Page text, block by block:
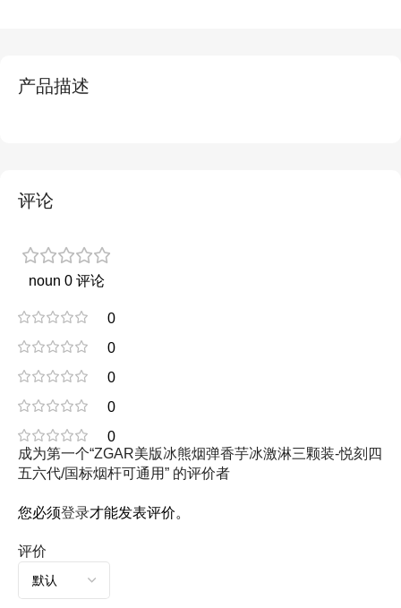
产品描述
评论
noun 0 评论
0
0
0
0
0
评价
成为第一个“ZGAR美版冰熊烟弹香芋冰激淋三颗装-悦刻四
五六代/国标烟杆可通用” 的评价者
您必须登录才能发表评价。